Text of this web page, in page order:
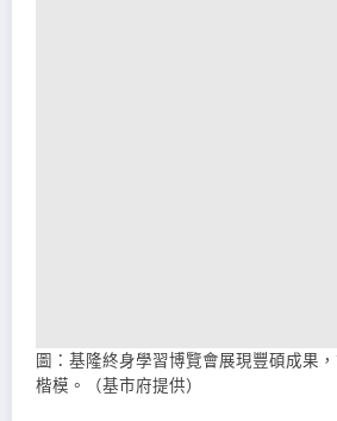
圖：基隆終身學習博覽會展現豐碩成果
楷模。（基市府提供）